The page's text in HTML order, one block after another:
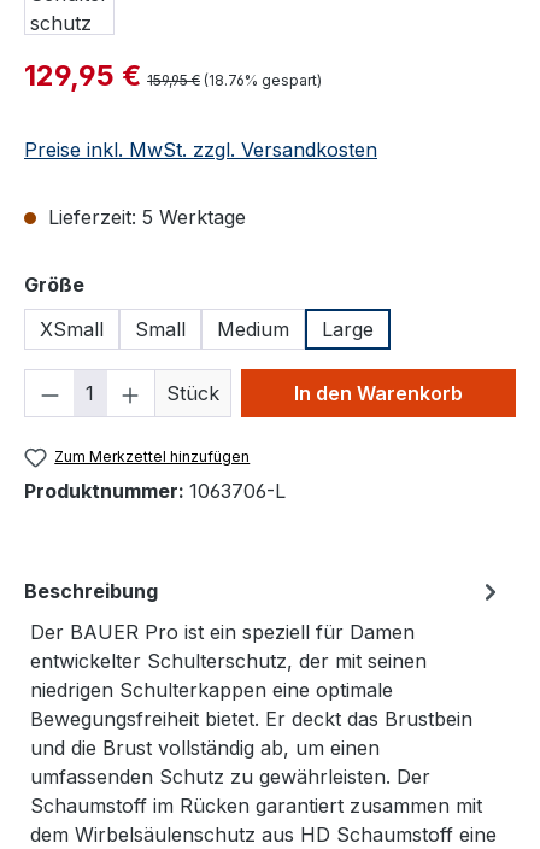
Verkaufspreis:
129,95 € Regulärer Preis:
159,95 € (18.76% gespart)
Preise inkl. MwSt. zzgl. Versandkosten
Lieferzeit: 5 Werktage
Größeauswählen
XSmall
Small Medium Large
Produkt Anzahl: Gib den
Stück In den Warenkorb
Zum Merkzettel hinzufügen
Produktnummer: 1063706-L
Beschreibung
Der BAUER Pro ist ein speziell für Damen
entwickelter Schulterschutz, der mit seinen
niedrigen Schulterkappen eine optimale
Bewegungsfreiheit bietet. Er deckt das Brustbein
und die Brust vollständig ab, um einen
umfassenden Schutz zu gewährleisten. Der
Schaumstoff im Rücken garantiert zusammen mit
dem Wirbelsäulenschutz aus HD Schaumstoff eine